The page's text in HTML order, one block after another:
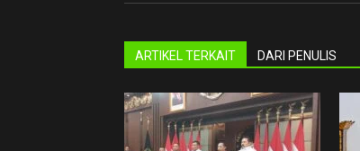
ARTIKEL TERKAIT DARI PENULIS